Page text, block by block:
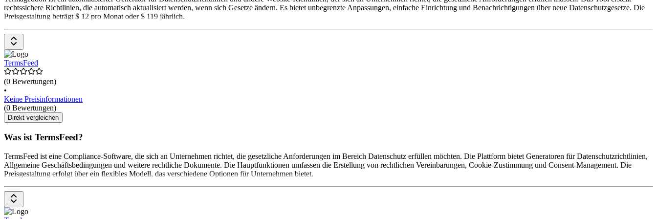
rechtssichere Richtlinien, die automatisch aktualisiert werden, wenn sich Gesetze ändern. Es bietet unbegrenzte Anpassungen, einfache Einrichtung und Benachrichtigungen über neue Datenschutzgesetze. Die
Preisgestaltung beträgt $ 12 pro Monat oder $ 119 jährlich.
TermsFeed
(0 Bewertungen)
•
Keine Preisinformationen
(0 Bewertungen)
Direkt vergleichen
Was ist TermsFeed?
TermsFeed ist eine Compliance-Software, die sich an Unternehmen richtet, die gesetzliche Anforderungen im Bereich Datenschutz erfüllen möchten. Die Plattform bietet Generatoren für Datenschutzrichtlinien,
Allgemeine Geschäftsbedingungen und weitere rechtliche Dokumente. Die Hauptfunktionen umfassen die Erstellung von rechtlichen Vereinbarungen, Cookie-Zustimmung und Consent-Management. Die
Preisgestaltung erfolgt über ein flexibles Modell, das verschiedene Optionen für Unternehmen bietet.